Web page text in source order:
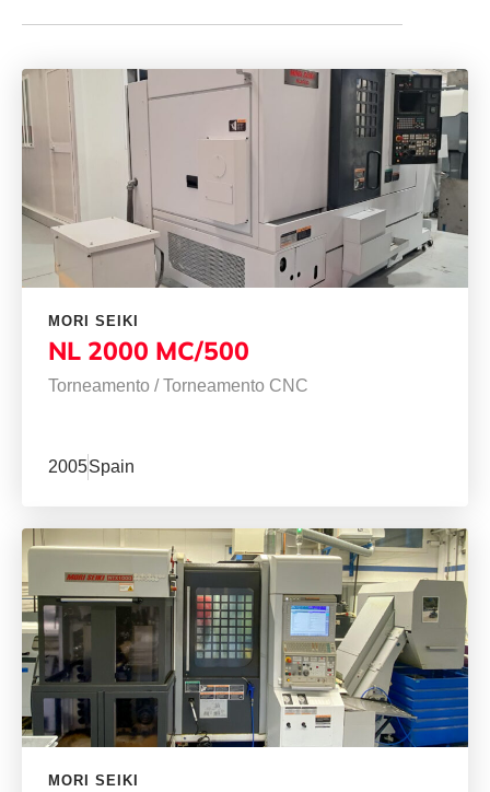
MORI SEIKI
NL 2000 MC/500
Torneamento /Torneamento CNC
2005Spain
MORI SEIKI